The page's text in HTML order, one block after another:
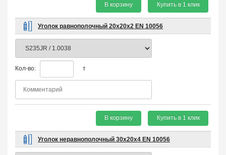
В корзину Купить в 1 клик
Уголок равнополочный 20х20х2 EN 10056
Кол-во: т
В корзину Купить в 1 клик
Уголок неравнополочный 30х20х4 EN 10056